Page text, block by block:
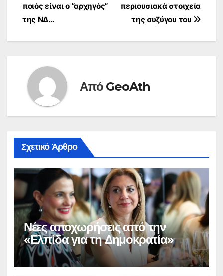
περιουσιακά στοιχεία
της συζύγου του
ποιός είναι ο ”αρχηγός”
της ΝΔ…
Από GeoAth
Σχετικό Άρθρο
Νέες αποχωρήσεις από την
«Ελπίδα για τη Δημοκρατία»